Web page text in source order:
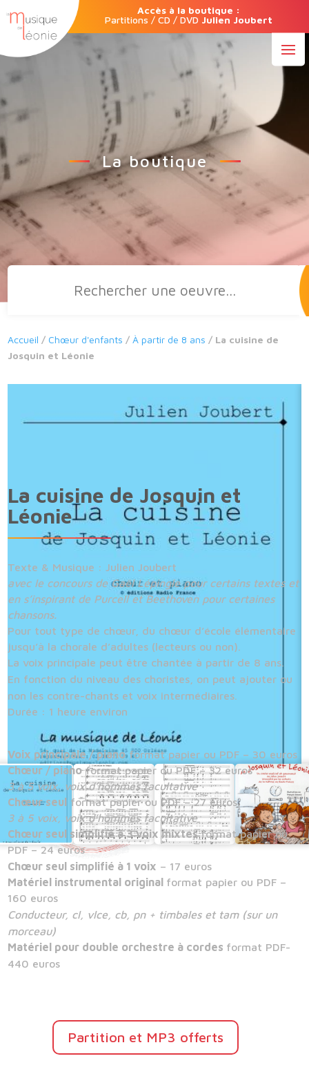
Accès à la boutique :
Partitions / CD / DVD Julien Joubert
La boutique
Recherche
Accueil / Chœur d'enfants /À partir de 8 ans / La cuisine de
Josquin et Léonie
La cuisine de Josquin et
Léonie
Texte & Musique : Julien Joubert
avec le concours de Gaël Lépingle pour certains textes et
en s’inspirant de Purcell et Beethoven pour certaines
chansons.
Pour tout type de chœur, du chœur d’école élémentaire
jusqu’à la chorale d’adultes (lecteurs ou non).
La voix principale peut être chantée à partir de 8 ans.
En fonction du niveau des choristes, on peut ajouter ou
non les contre-chants et voix intermédiaires.
Durée : 1 heure environ
Voix principale / pianoformat papier ou PDF – 30 euros
Chœur / pianoformat papier ou PDF – 32 euros
3 à 5 voix, voix d’hommes facultative
Chœur seul format papier ou PDF – 27 euros
3 à 5 voix, voix d’hommes facultative
Chœur seul simplifié à 3 voix mixtesformat papier ou
PDF – 24 euros
Chœur seul simplifié à 1 voix – 17 euros
Matériel instrumental original format papier ou PDF –
160 euros
Conducteur, cl, vlce, cb, pn + timbales et tam (sur un
morceau)
Matériel pour double orchestre à cordes format PDF-
440 euros
Partition et MP3 offerts